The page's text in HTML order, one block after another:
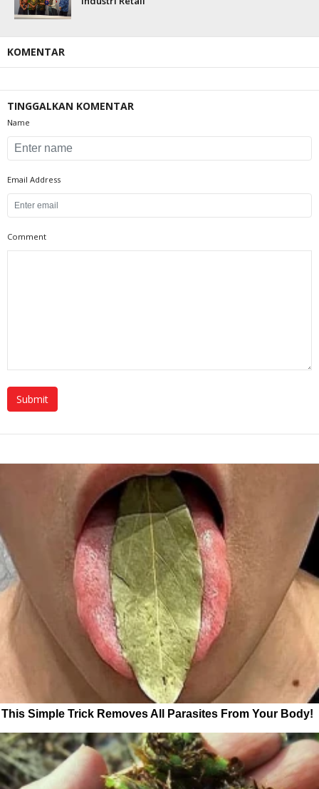
KOMENTAR
TINGGALKAN KOMENTAR
Name
Email Address
Comment
This Simple Trick Removes All Parasites From Your Body!